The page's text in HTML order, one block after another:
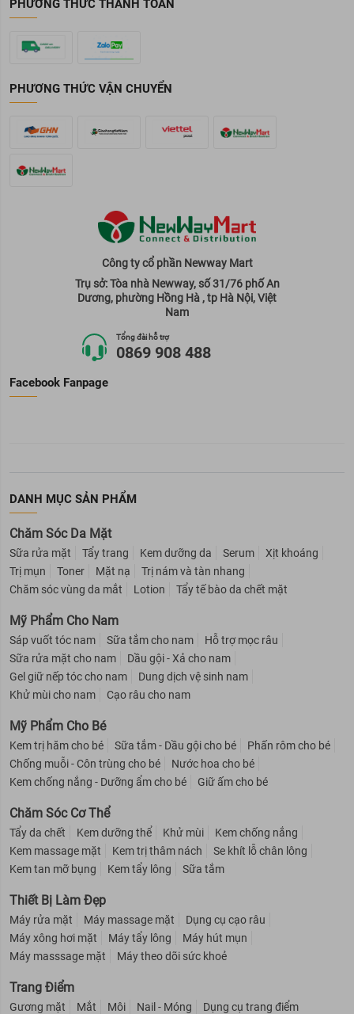
PHƯƠNG THỨC THANH TOÁN
PHƯƠNG THỨC VẬN CHUYỂN
Công ty cổ phần Newway Mart
Trụ sở: Tòa nhà Newway, số 31/76 phố An
Dương, phường Hồng Hà , tp Hà Nội, Việt
Nam
Tổng đài hỗ trợ
0869 908 488
Facebook Fanpage
DANH MỤC SẢN PHẨM
Chăm Sóc Da Mặt
Sữa rửa mặt Tẩy trang Kem dưỡng da Serum
Xịt khoáng
Trị mụn
Toner Mặt nạ
Trị nám và tàn nhang
Chăm sóc vùng da mắt
Lotion Tẩy tế bào da chết mặt
Mỹ Phẩm Cho Nam
Sáp vuốt tóc nam Sữa tắm cho nam
Hỗ trợ mọc râu
Sữa rửa mặt cho nam
Dầu gội - Xả cho nam
Gel giữ nếp tóc cho nam
Dung dịch vệ sinh nam
Khử mùi cho nam
Cạo râu cho nam
Mỹ Phẩm Cho Bé
Kem trị hăm cho bé Sữa tắm - Dầu gội cho bé
Phấn rôm cho bé
Chống muỗi - Côn trùng cho bé
Nước hoa cho bé
Kem chống nắng - Dưỡng ẩm cho bé
Giữ ấm cho bé
Chăm Sóc Cơ Thể
Tẩy da chết Kem dưỡng thể Khử mùi
Kem chống nắng
Kem massage mặt
Kem trị thâm nách
Se khít lỗ chân lông
Kem tan mỡ bụng
Kem tẩy lông Sữa tắm
Thiết Bị Làm Đẹp
Máy rửa mặt Máy massage mặt
Dụng cụ cạo râu
Máy xông hơi mặt
Máy tẩy lông
Máy hút mụn
Máy masssage mặt
Máy theo dõi sức khoẻ
Trang Điểm
Gương mặt Mắt Môi Nail - Móng Dụng cụ trang điểm